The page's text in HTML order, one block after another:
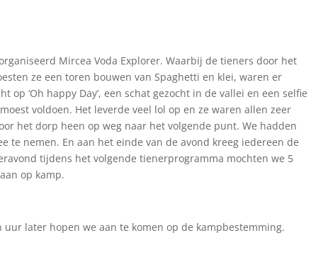
Mircea Voda Explorer. Waarbij de tieners door het
ze een toren bouwen van Spaghetti en klei, waren er
‘Oh happy Day’, een schat gezocht in de vallei en een selfie
voldoen. Het leverde veel lol op en ze waren allen zeer
het dorp heen op weg naar het volgende punt. We hadden
te nemen. En aan het einde van de avond kreeg iedereen de
tijdens het volgende tienerprogramma mochten we 5
op kamp.
later hopen we aan te komen op de kampbestemming.